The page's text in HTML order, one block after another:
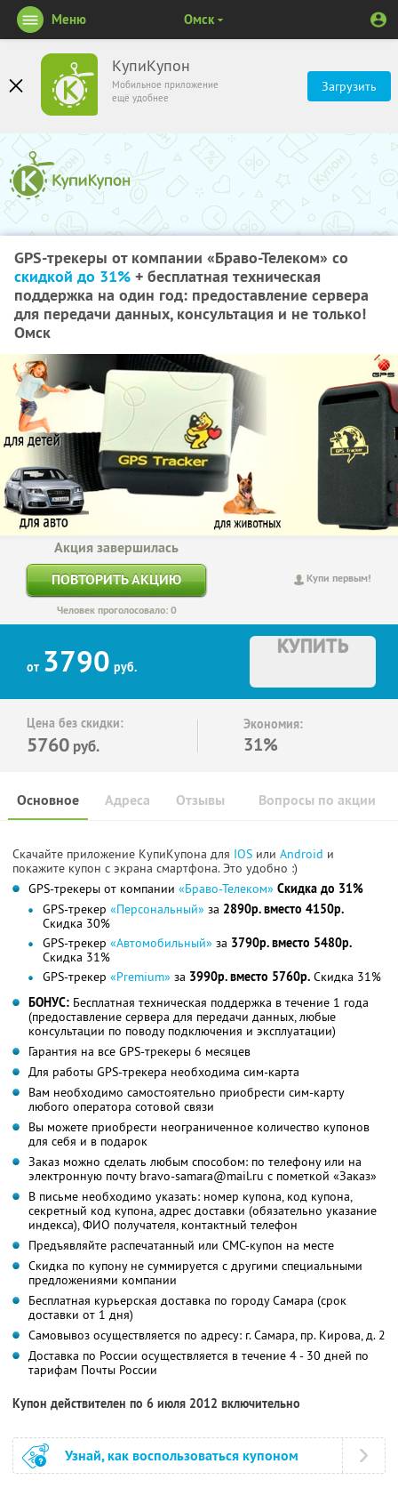
КупиКупон
Мобильное приложение
ещё удобнее
Загрузить
Меню Омск
GPS-трекеры от компании «Браво-Телеком» со
скидкой до 31% + бесплатная техническая
поддержка на один год: предоставление сервера
для передачи данных, консультация и не только!
Омск
Купи первым!
Акция завершилась
ПОВТОРИТЬ АКЦИЮ
Человек проголосовало: 0
от 3790 руб.
КУПИТЬ
Цена без скидки:
5760 руб.
Экономия:
31%
Основное Отзывы Вопросы по акции
Адреса
Скачайте приложение КупиКупона для IOS или Android и
покажите купон с экрана смартфона. Это удобно :)
GPS-трекеры от компании «Браво-Телеком» Скидка до 31%
GPS-трекер «Персональный» за 2890р. вместо 4150р.
Скидка 30%
GPS-трекер «Автомобильный» за 3790р. вместо 5480р.
Скидка 31%
GPS-трекер «Premium» за 3990р. вместо 5760р. Скидка 31%
БОНУС: Бесплатная техническая поддержка в течение 1 года
(предоставление сервера для передачи данных, любые
консультации по поводу подключения и эксплуатации)
Гарантия на все GPS-трекеры 6 месяцев
Для работы GPS-трекера необходима сим-карта
Вам необходимо самостоятельно приобрести сим-карту
любого оператора сотовой связи
Вы можете приобрести неограниченное количество купонов
для себя и в подарок
Заказ можно сделать любым способом: по телефону или на
электронную почту bravo-samara@mail.ru с пометкой «Заказ»
В письме необходимо указать: номер купона, код купона,
секретный код купона, адрес доставки (обязательно указание
индекса), ФИО получателя, контактный телефон
Предъявляйте распечатанный или СМС-купон на месте
Скидка по купону не суммируется с другими специальными
предложениями компании
Бесплатная курьерская доставка по городу Самара (срок
доставки от 1 дня)
Самовывоз осуществляется по адресу: г. Самара, пр. Кирова, д. 2
Доставка по России осуществляется в течение 4 - 30 дней по
тарифам Почты России
Купон действителен по 6 июля 2012 включительно
Узнай, как воспользоваться купоном